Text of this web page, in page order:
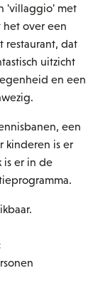
'villaggio' met
het over een
restaurant, dat
uitzicht
en een
een
kinderen is er
er in de